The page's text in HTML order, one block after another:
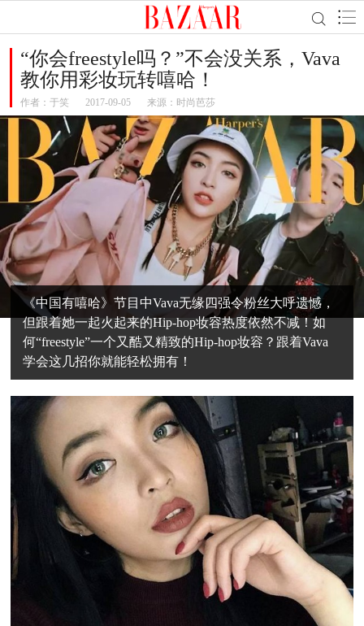
“你会freestyle吗？”不会没关系，Vava
教你用彩妆玩转嘻哈！
作者： 于笑 2017-09-05 来源：时尚芭莎
《中国有嘻哈》节目中Vava无缘四强令粉丝大呼遗憾，
但跟着她一起火起来的Hip-hop妆容热度依然不减！如
何“freestyle”一个又酷又精致的Hip-hop妆容？跟着Vava
学会这几招你就能轻松拥有！